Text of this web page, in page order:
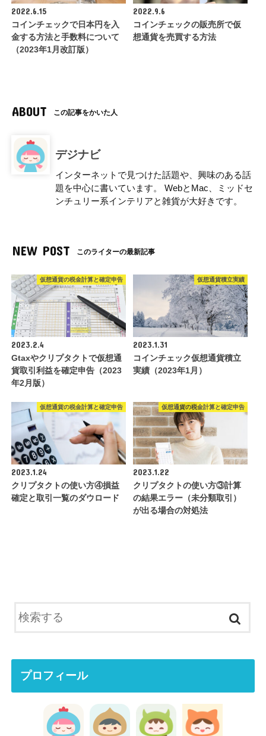
2022.6.15
コインチェックで日本円を入
金する方法と手数料について
（2023年1月改訂版）
2022.9.6
コインチェックの販売所で仮
想通貨を売買する方法
ABOUT この記事をかいた人
デジナビ
インターネットで見つけた話題や、興味のある話
題を中心に書いています。 WebとMac、ミッドセ
ンチュリー系インテリアと雑貨が大好きです。
NEW POST このライターの最新記事
仮想通貨の税金計算と確定申告
2023.2.4
Gtaxやクリプタクトで仮想通
貨取引利益を確定申告（2023
年2月版）
仮想通貨積立実績
2023.1.31
コインチェック仮想通貨積立
実績（2023年1月）
仮想通貨の税金計算と確定申告
2023.1.24
クリプタクトの使い方④損益
確定と取引一覧のダウロード
仮想通貨の税金計算と確定申告
2023.1.22
クリプタクトの使い方③計算
の結果エラー（未分類取引）
が出る場合の対処法
プロフィール